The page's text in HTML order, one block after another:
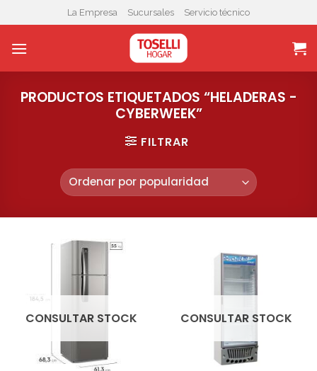
to
content
La Empresa Sucursales Servicio técnico
PRODUCTOS ETIQUETADOS “HELADERAS -
CYBERWEEK”
FILTRAR
CONSULTAR STOCK CONSULTAR STOCK